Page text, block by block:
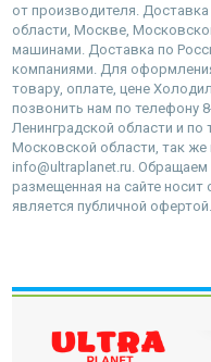
от производителя. Доставка
области, Москве,
машинами. Доставка по
компаниями. Для
товару, оплате, цене
позвонить нам по телефону
Ленинградской области и по
Московской области, так
info@ultraplanet.ru.
размещенная на сайте носит
является публичной офертой.